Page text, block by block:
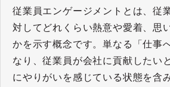
従業員エンゲージメントとは、従
対してどれくらい熱意や愛着、思
かを示す概念です。単なる「仕事
なり、従業員が会社に貢献したい
にやりがいを感じている状態を含